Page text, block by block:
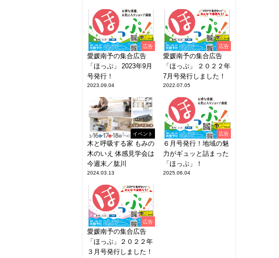
広告
愛媛南予の集合広告
「ほっぷ」 2023年9月
号発行！
2023.09.04
広告
愛媛南予の集合広告
「ほっぷ」 ２０２２年
7月号発行しました！
2022.07.05
イベント
木と呼吸する家 もみの
木のいえ 体感見学会は
今週末／肱川
2024.03.13
広告
６月号発行！地域の魅
力がギュッと詰まった
「ほっぷ」！
2025.06.04
広告
愛媛南予の集合広告
「ほっぷ」２０２２年
３月号発行しました！